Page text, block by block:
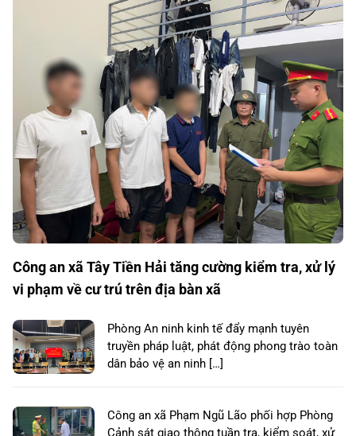
Công an xã Tây Tiền Hải tăng cường kiểm tra, xử lý
vi phạm về cư trú trên địa bàn xã
Phòng An ninh kinh tế đẩy mạnh tuyên
truyền pháp luật, phát động phong trào toàn
dân bảo vệ an ninh […]
Công an xã Phạm Ngũ Lão phối hợp Phòng
Cảnh sát giao thông tuần tra, kiểm soát, xử